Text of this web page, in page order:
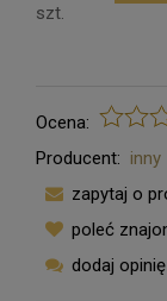
szt.
Ocena:
Producent: inny
zapytaj o
poleć
dodaj opinię